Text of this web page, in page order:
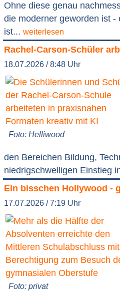
Ohne diese genau
die moderner geworden ist
ist... weiterlesen
Rachel-Carson-Schüler
18.07.2026 / 8:48 Uhr
Foto: Helliwood
den Bereichen Bildung,
niedrigschwelligen Einstieg
Ein bisschen Hollywood -
17.07.2026 / 7:19 Uhr
Foto: privat